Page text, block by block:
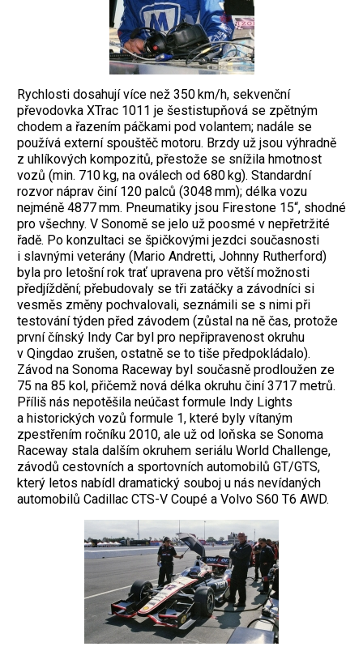
Rychlosti dosahují více než 350 km/h, sekvenční
převodovka XTrac 1011 je šestistupňová se zpětným
chodem a řazením páčkami pod volantem; nadále se
používá externí spouštěč motoru. Brzdy už jsou výhradně
z uhlíkových kompozitů, přestože se snížila hmotnost
vozů (min. 710 kg, na oválech od 680 kg). Standardní
rozvor náprav činí 120 palců (3048 mm); délka vozu
nejméně 4877 mm. Pneumatiky jsou Firestone 15“, shodné
pro všechny. V Sonomě se jelo už poosmé v nepřetržité
řadě. Po konzultaci se špičkovými jezdci součas­nosti
i slavnými veterány (Mario Andretti, Johnny Rutherford)
byla pro letošní rok trať upravena pro větší možnosti
předjíždění; přebudovaly se tři zatáčky a závodníci si
vesměs změny pochvalovali, seznámili se s nimi při
testování týden před závodem (zůstal na ně čas, protože
první čínský Indy Car byl pro nepřipravenost okruhu
v Qingdao zrušen, ostatně se to tiše předpokládalo).
Závod na Sonoma Raceway byl současně prodloužen ze
75 na 85 kol, přičemž nová délka okruhu činí 3717 ­metrů.
Příliš nás nepotěšila ne­účast formule Indy Lights
a historických vozů formule 1, které byly vítaným
zpestřením ročníku 2010, ale už od loňska se Sonoma
Raceway stala dalším okruhem seriálu World Challenge,
závodů cestovních a sportovních automobilů GT/GTS,
který letos nabídl dramatický souboj u nás nevídaných
automobilů Cadillac CTS-V Coupé a Volvo S60 T6 AWD.